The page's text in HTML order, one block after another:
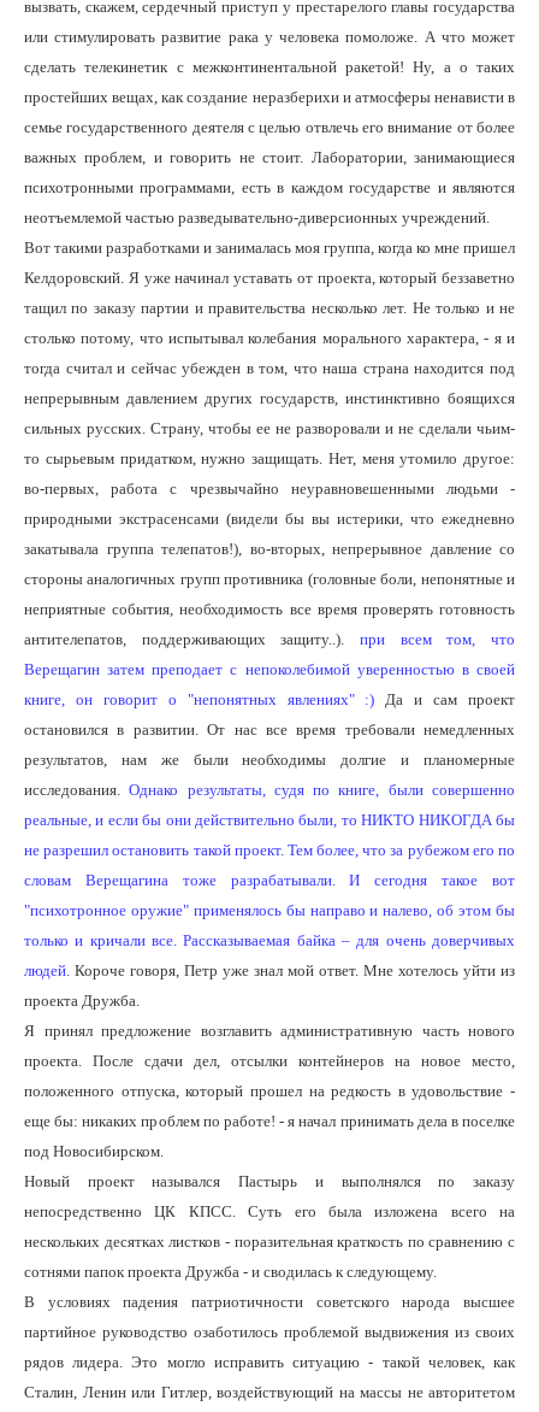
вызвать, скажем, сердечный приступ у престарелого главы государства
или стимулировать развитие рака у человека помоложе. А что может
сделать телекинетик с межконтинентальной ракетой! Ну, а о таких
простейших вещах, как создание неразберихи и атмосферы ненависти в
семье государственного деятеля с целью отвлечь его внимание от более
важных проблем, и говорить не стоит. Лаборатории, занимающиеся
психотронными программами, есть в каждом государстве и являются
неотъемлемой частью разведывательно-диверсионных учреждений.
Вот такими разработками и занималась моя группа, когда ко мне пришел
Келдоровский. Я уже начинал уставать от проекта, который беззаветно
тащил по заказу партии и правительства несколько лет. Не только и не
столько потому, что испытывал колебания морального характера, - я и
тогда считал и сейчас убежден в том, что наша страна находится под
непрерывным давлением других государств, инстинктивно боящихся
сильных русских. Страну, чтобы ее не разворовали и не сделали чьим-
то сырьевым придатком, нужно защищать. Нет, меня утомило другое:
во-первых, работа с чрезвычайно неуравновешенными людьми -
природными экстрасенсами (видели бы вы истерики, что ежедневно
закатывала группа телепатов!), во-вторых, непрерывное давление со
стороны аналогичных групп противника (головные боли, непонятные и
неприятные события, необходимость все время проверять готовность
антителепатов, поддерживающих защиту..). при всем том, что
Верещагин затем преподает с непоколебимой уверенностью в своей
книге, он говорит о "непонятных явлениях" :) Да и сам проект
остановился в развитии. От нас все время требовали немедленных
результатов, нам же были необходимы долгие и планомерные
исследования.Однако результаты, судя по книге, были совершенно
реальные, и если бы они действительно были, то НИКТО НИКОГДА бы
не разрешил остановить такой проект. Тем более, что за рубежом его по
словам Верещагина тоже разрабатывали. И сегодня такое вот
"психотронное оружие" применялось бы направо и налево, об этом бы
только и кричали все. Рассказываемая байка – для очень доверчивых
людей. Короче говоря, Петр уже знал мой ответ. Мне хотелось уйти из
проекта Дружба.
Я принял предложение возглавить административную часть нового
проекта. После сдачи дел, отсылки контейнеров на новое место,
положенного отпуска, который прошел на редкость в удовольствие -
еще бы: никаких проблем по работе! - я начал принимать дела в поселке
под Новосибирском.
Новый проект назывался Пастырь и выполнялся по заказу
непосредственно ЦК КПСС. Суть его была изложена всего на
нескольких десятках листков - поразительная краткость по сравнению с
сотнями папок проекта Дружба - и сводилась к следующему.
В условиях падения патриотичности советского народа высшее
партийное руководство озаботилось проблемой выдвижения из своих
рядов лидера. Это могло исправить ситуацию - такой человек, как
Сталин, Ленин или Гитлер, воздействующий на массы не авторитетом